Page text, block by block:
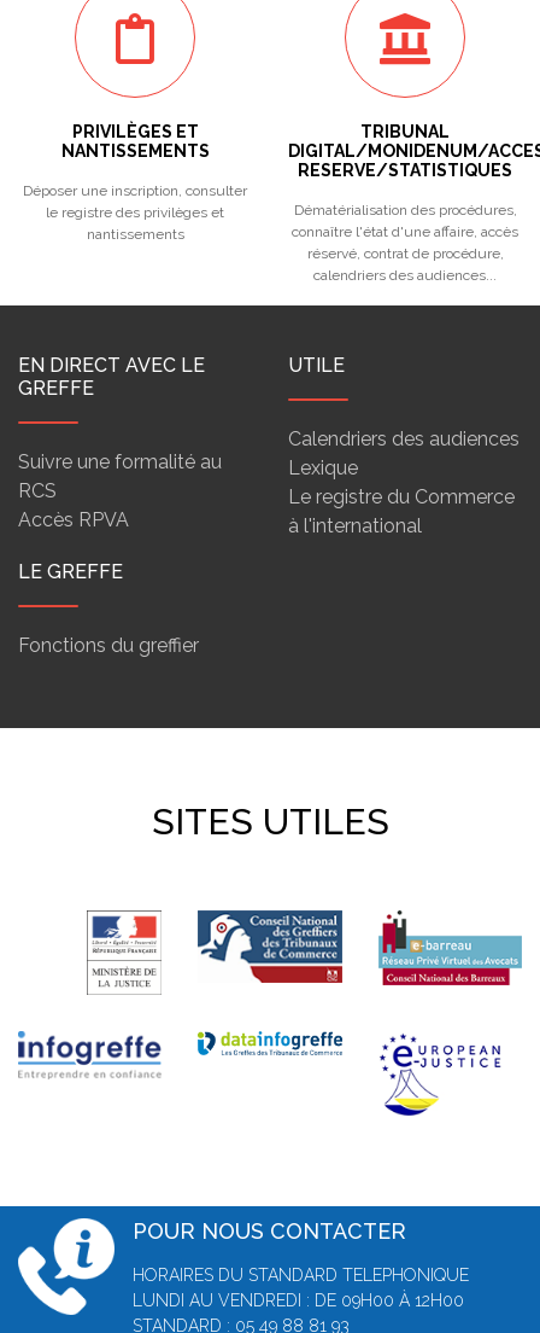
PRIVILÈGES ET
NANTISSEMENTS
Déposer une inscription, consulter
le registre des privilèges et
nantissements
TRIBUNAL
DIGITAL/MONIDENUM/
RESERVE/STATISTIQUES
Dématérialisation des procédures,
connaître l'état d'une affaire, accès
réservé, contrat de procédure,
calendriers des audiences...
EN DIRECT AVEC LE
GREFFE
Suivre une formalité au
RCS
Accès RPVA
UTILE
Calendriers des audiences
Lexique
Le registre du Commerce
à l'international
LE GREFFE
Fonctions du greffier
SITES UTILES
POUR NOUS CONTACTER
HORAIRES DU STANDARD TELEPHONIQUE
LUNDI AU VENDREDI : DE 09H00 À 12H00
STANDARD : 05 49 88 81 93